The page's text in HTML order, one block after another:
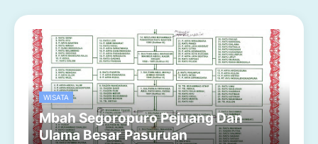
WISATA
Mbah Segoropuro Pejuang Dan
Ulama Besar Pasuruan